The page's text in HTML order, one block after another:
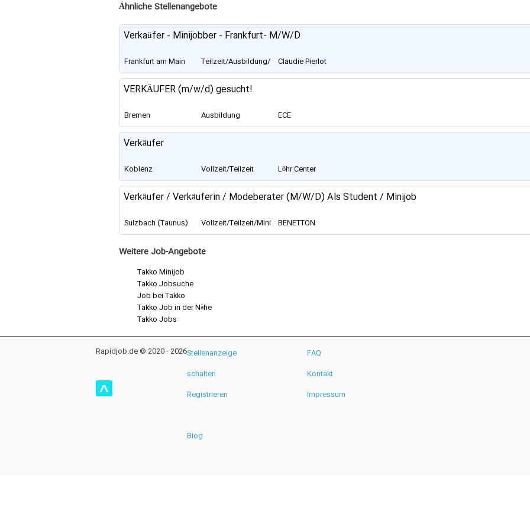
Ähnliche Stellenangebote
Verkaüfer - Minijobber - Frankfurt- M/W/D
Frankfurt am Main
Teilzeit/Ausbildung/
Minijob
Claudie Pierlot
Allemagne
VERKÄUFER (m/w/d) gesucht!
Bremen Ausbildung
ECE
Projektmanagement
Verkäufer
Koblenz Vollzeit/Teilzeit Löhr Center
Verkäufer / Verkäuferin / Modeberater (M/W/D) Als Student / Minijob
Sulzbach (Taunus)
Vollzeit/Teilzeit/Mini
job
BENETTON
Weitere Job-Angebote
Takko Minijob
Takko Jobsuche
Job bei Takko
Takko Job in der Nähe
Takko Jobs
Stellenanzeige
schalten
Registrieren
Blog
FAQ
Kontakt
Impressum
Rapidjob.de © 2020 - 2026
^